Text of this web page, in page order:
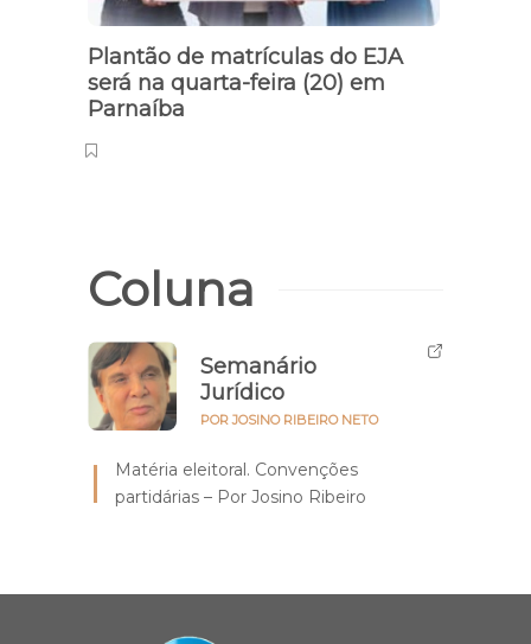
Plantão de matrículas do EJA
será na quarta-feira (20) em
Parnaíba
Coluna
Semanário
Jurídico
POR JOSINO RIBEIRO NETO
Matéria eleitoral. Convenções
partidárias – Por Josino Ribeiro